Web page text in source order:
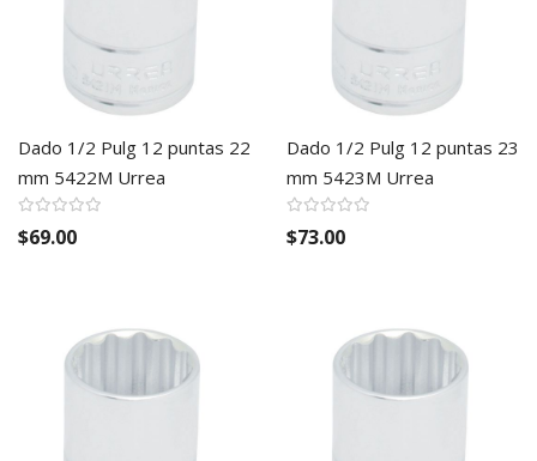
Dado 1/2 Pulg 12 puntas 22
mm 5422M Urrea
$69.00
Dado 1/2 Pulg 12 puntas 23
mm 5423M Urrea
$73.00